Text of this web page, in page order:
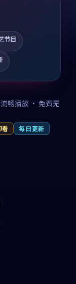
节目
畅播放 · 免费无
看 每日更新